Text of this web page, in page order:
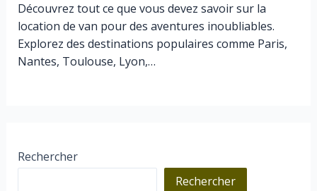
Découvrez tout ce que vous devez savoir sur la
location de van pour des aventures inoubliables.
Explorez des destinations populaires comme Paris,
Nantes, Toulouse, Lyon,…
Rechercher
Rechercher